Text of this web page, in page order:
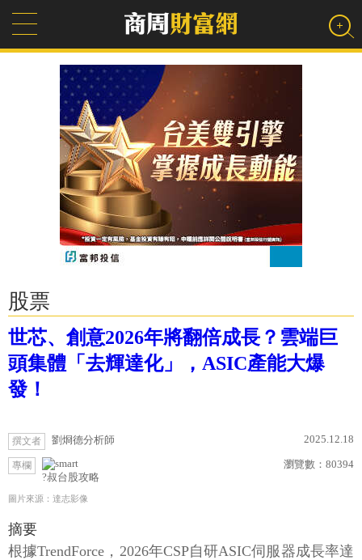
股票
世芯、創意2026年將翻倍成長？雲端巨
頭集體「去輝達化」，ASIC產能大爆
發！
撰文者 劉烱德分析師 2025.12.18
專欄
?叔台股攻略
瀏覽數： 80394
圖片來源：達志影像
摘要
根據TrendForce，2026年CSP自研ASIC伺服器成長率達